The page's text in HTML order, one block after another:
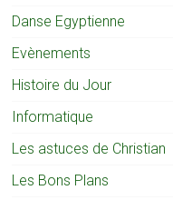
Danse Egyptienne
Evènements
Histoire du Jour
Informatique
Les astuces de Christian
Les Bons Plans